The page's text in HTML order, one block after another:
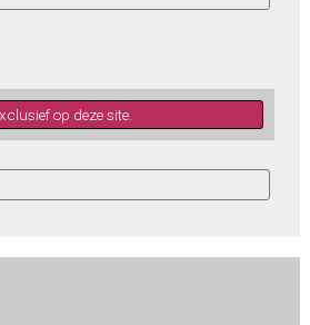
op deze site.